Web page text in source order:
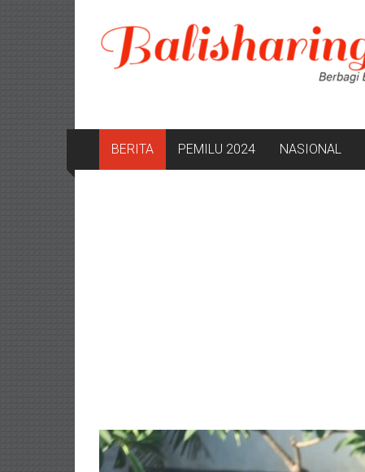
konten
BERITA PEMILU 2024 NASIONAL